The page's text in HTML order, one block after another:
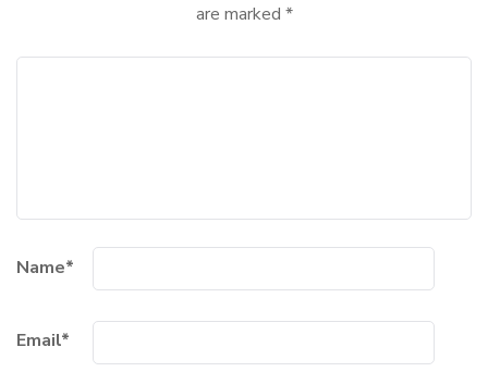
are marked *
Name*
Email*